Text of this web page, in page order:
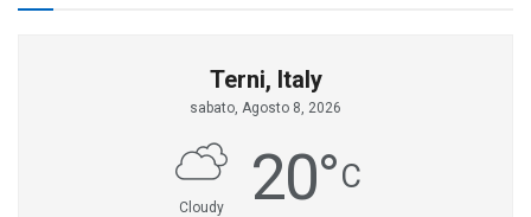
Terni, Italy
sabato, Agosto 8, 2026
Cloudy 20°C